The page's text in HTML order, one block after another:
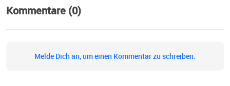
Kommentare (0)
Melde Dich an, um einen Kommentar zu schreiben.